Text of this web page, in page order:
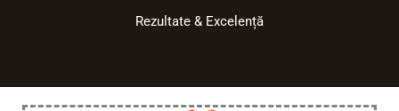
Rezultate & Excelență